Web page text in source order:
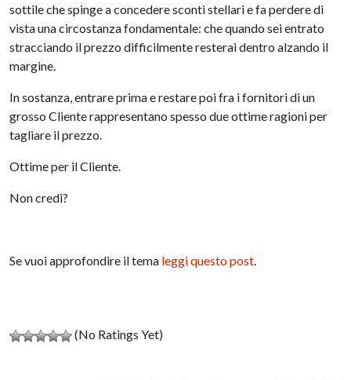
sottile che spinge a concedere sconti stellari e fa perdere di
vista una circostanza fondamentale: che quando sei entrato
stracciando il prezzo difficilmente resterai dentro alzando il
margine.
In sostanza, entrare prima e restare poi fra i fornitori di un
grosso Cliente rappresentano spesso due ottime ragioni per
tagliare il prezzo.
Ottime per il Cliente.
Non credi?
Se vuoi approfondire il tema leggi questo post
(No Ratings Yet)